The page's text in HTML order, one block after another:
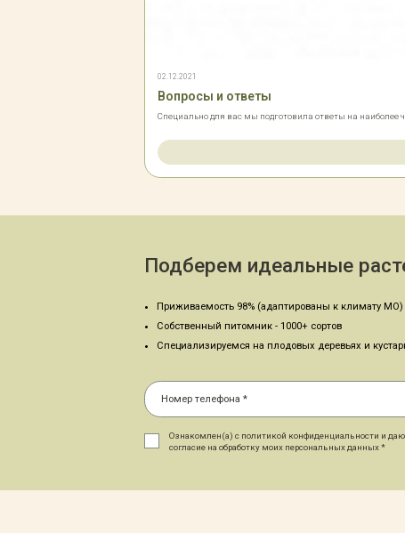
02.12.2021
Вопросы и ответы
Специально для вас мы подготовила ответы на
Подберем идеальные
Приживаемость 98% (адаптированы к климату МО)
Собственный питомник - 1000+ сортов
Специализируемся на плодовых деревьях и
Ознакомлен(а) с политикой конфиденциальности и даю
согласие на обработку моих персональных данных *